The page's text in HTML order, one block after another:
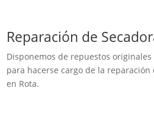
Reparación de
Disponemos de repuestos
para hacerse cargo de la reparación
en Rota.